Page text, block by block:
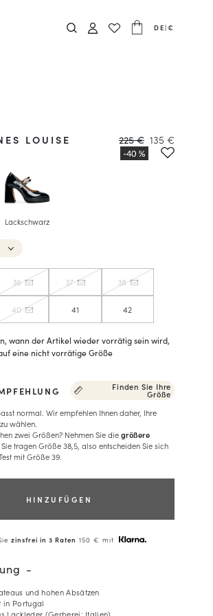
DE|€
Lackschwarz
LOUISE 225 € 135 €
36 37 38
40 41 42
wann der Artikel wieder vorrätig sein wird,
eine nicht vorrätige Größe
Finden Sie Ihre
Größe
normal. Wir empfehlen Ihnen daher, Ihre
wählen.
zwei Größen? Nehmen Sie diegrößere
Sie tragen Größe 38,5, also entscheiden Sie sich
mit Größe 39.
HINZUFÜGEN
zinsfrei in 3 Raten 150 € mit
und hohen Absätzen
Portugal